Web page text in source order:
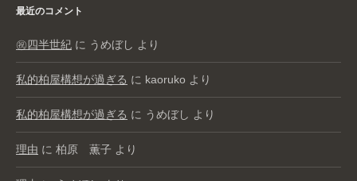
最近のコメント
㊗️四半世紀 に うめぼし より
私的柏屋構想が過ぎる に kaoruko より
私的柏屋構想が過ぎる に うめぼし より
理由 に 柏原 薫子 より